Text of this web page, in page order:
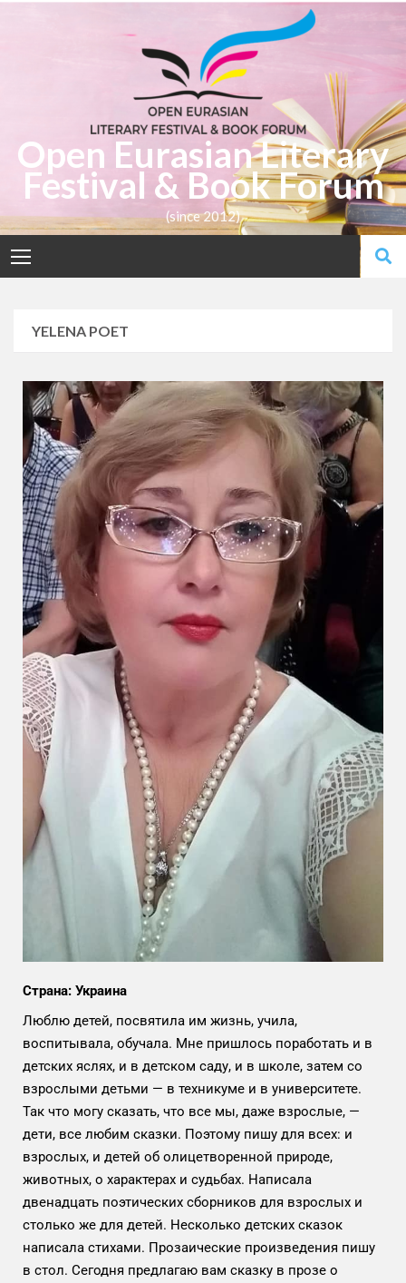
Open Eurasian Literary
Festival & Book Forum
(since 2012)
YELENA POET
Страна: Украина
Люблю детей, посвятила им жизнь, учила,
воспитывала, обучала. Мне пришлось поработать и в
детских яслях, и в детском саду, и в школе, затем со
взрослыми детьми — в техникуме и в университете.
Так что могу сказать, что все мы, даже взрослые, —
дети, все любим сказки. Поэтому пишу для всех: и
взрослых, и детей об олицетворенной природе,
животных, о характерах и судьбах. Написала
двенадцать поэтических сборников для взрослых и
столько же для детей. Несколько детских сказок
написала стихами. Прозаические произведения пишу
в стол. Сегодня предлагаю вам сказку в прозе о